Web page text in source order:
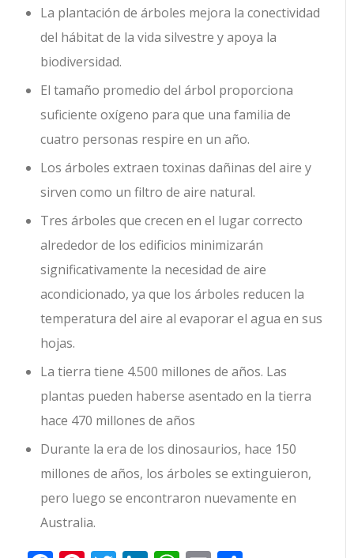
La plantación de árboles mejora la conectividad
del hábitat de la vida silvestre y apoya la
biodiversidad.
El tamaño promedio del árbol proporciona
suficiente oxígeno para que una familia de
cuatro personas respire en un año.
Los árboles extraen toxinas dañinas del aire y
sirven como un filtro de aire natural.
Tres árboles que crecen en el lugar correcto
alrededor de los edificios minimizarán
significativamente la necesidad de aire
acondicionado, ya que los árboles reducen la
temperatura del aire al evaporar el agua en sus
hojas.
La tierra tiene 4.500 millones de años. Las
plantas pueden haberse asentado en la tierra
hace 470 millones de años
Durante la era de los dinosaurios, hace 150
millones de años, los árboles se extinguieron,
pero luego se encontraron nuevamente en
Australia.